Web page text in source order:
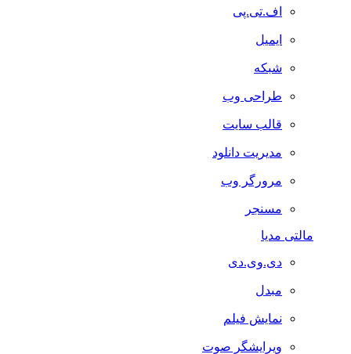
اف.تی.پی
ایمیل
شبکه
طراحی وب
قالب سایت
مدیریت دانلود
مرورگر وب
مسنجر
مالتی مدیا
دی.وی.دی
مبدل
نمایش فیلم
ویرایشگر صوت